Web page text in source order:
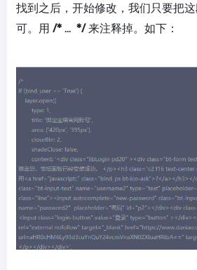
找到之后，开始修改，我们只要把
可。用 /* ... */来注释掉。如下：